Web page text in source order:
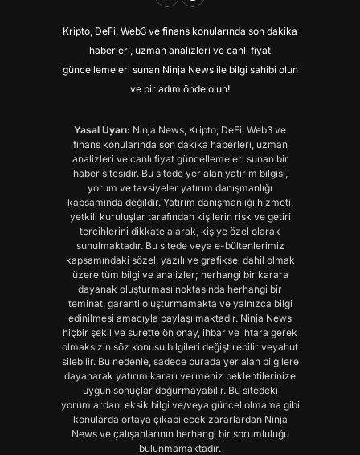
Kripto, DeFi, Web3 ve finans konularında son dakika
haberleri, uzman analizleri ve canlı fiyat
güncellemeleri sunan Ninja News ile bilgi sahibi olun
ve bir adım önde olun!
Yasal Uyarı: Ninja News, Kripto, DeFi, Web3 ve
finans konularında son dakika haberleri, uzman
analizleri ve canlı fiyat güncellemeleri sunan bir
haber sitesidir. Bu sitede yer alan yatırım bilgisi,
yorum ve tavsiyeler yatırım danışmanlığı
kapsamında değildir. Yatırım danışmanlığı hizmeti,
yetkili kuruluşlar tarafından kişilerin risk ve getiri
tercihlerini dikkate alarak, kişiye özel olarak
sunulmaktadır. Bu sitede veya e-bültenlerimiz
kapsamındaki sözel, yazılı ve grafiksel dahil olmak
üzere tüm bilgi ve analizler; herhangi bir karara
dayanak oluşturması noktasında herhangi bir
teminat, garanti oluşturmamakta ve yalnızca bilgi
edinilmesi amacıyla paylaşılmaktadır. Ninja News
hiçbir şekil ve surette ön onay, ihbar ve ihtara gerek
olmaksızın söz konusu bilgileri değiştirebilir veyahut
silebilir. Bu nedenle, sadece burada yer alan bilgilere
dayanarak yatırım kararı vermeniz beklentilerinize
uygun sonuçlar doğurmayabilir. Bu sitedeki
yorumlardan, eksik bilgi ve/veya güncel olmama gibi
konularda ortaya çıkabilecek zararlardan Ninja
News ve çalışanlarının herhangi bir sorumluluğu
bulunmamaktadır.